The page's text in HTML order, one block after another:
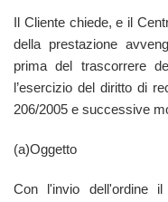
Il Cliente chiede, e il
della prestazione
prima del trascorrere
l’esercizio del diritto di
206/2005 e successive
(a)Oggetto
Con l'invio dell'ordine